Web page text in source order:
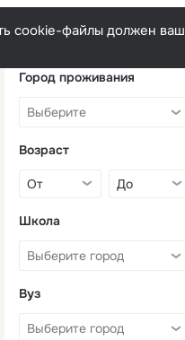
cookie-файлы должен ваш
Город проживания
Возраст
Школа
Вуз